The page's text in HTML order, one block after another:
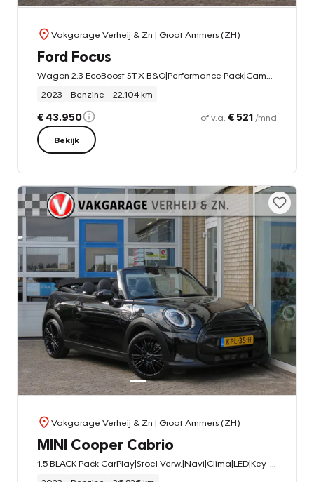
Vakgarage Verheij & Zn | Groot Ammers (ZH)
Ford Focus
2023
Benzine 22.104 km
€ 43.950 of v.a. € 521 /mnd
Bekijk
Vakgarage Verheij & Zn | Groot Ammers (ZH)
MINI Cooper Cabrio